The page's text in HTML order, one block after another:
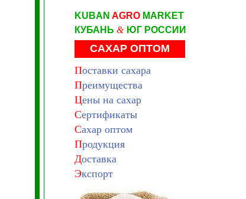
KUBAN AGROMARKET
КУБАНЬ & ЮГ РОССИИ
САХАР ОПТОМ
Поставки сахара
Преимущества
Цены на сахар
Сертификаты
Сахар оптом
Продукция
Доставка
Экспорт